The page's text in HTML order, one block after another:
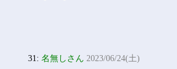
31:名無しさん 2023/06/24(土)